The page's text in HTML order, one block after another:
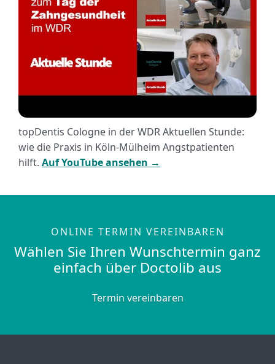
topDentis Cologne in der WDR Aktuellen Stunde:
wie die Praxis in Köln-Mülheim Angstpatienten
hilft. Auf YouTube ansehen →
ONLINE TERMIN VEREINBAREN
Wählen Sie Ihren Wunschtermin ganz
einfach über Doctolib aus
Termin vereinbaren